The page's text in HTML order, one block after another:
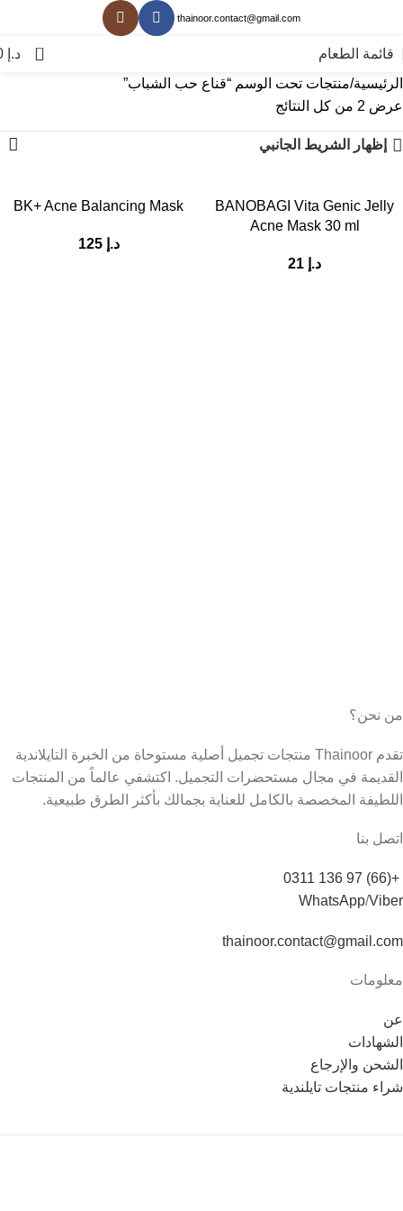
thainoor.contact@gmail.com
قائمة الطعام 0 د.إ
الرئيسية منتجات تحت الوسم “قناع حب الشباب”
عرض ⁦2⁩ من كل النتائج
إظهار الشريط الجانبي
BANOBAGI Vita Genic Jelly
Acne Mask 30 ml
د.إ
BK+ Acne Balancing Mask
د.إ 125
من نحن؟
تقدم Thainoor منتجات تجميل أصلية مستوحاة من الخبرة التايلاندية
القديمة في مجال مستحضرات التجميل. اكتشفي عالماً من المنتجات
اللطيفة المخصصة بالكامل للعناية بجمالك بأكثر الطرق طبيعية.
اتصل بنا
+(66) 97 136 0311
WhatsApp/Viber
thainoor.contact@gmail.com
معلومات
عن
الشهادات
الشحن والإرجاع
شراء منتجات تايلندية